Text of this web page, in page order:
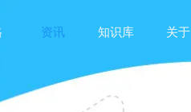
资讯 知识库 关于